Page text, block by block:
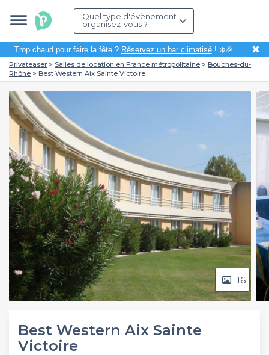
Quel type d'évènement
organisez-vous ?
Trop chaud pour faire la fête ? Réservez un bar climatisé! ❄️🎉 ✖
Privateaser Salles de location en France métropolitaine
Bouches-du-
Rhône
Best Western Aix Sainte Victoire
16
Best Western Aix Sainte
Victoire